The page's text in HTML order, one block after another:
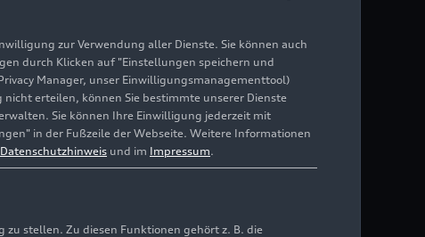
zur Verwendung aller Dienste. Sie können auch
durch Klicken auf "Einstellungen speichern und
Manager, unser Einwilligungsmanagementtool)
erteilen, können Sie bestimmte unserer Dienste
Sie können Ihre Einwilligung jederzeit mit
in der Fußzeile der Webseite. Weitere Informationen
Datenschutzhinweis und im Impressum.
stellen. Zu diesen Funktionen gehört z. B. die